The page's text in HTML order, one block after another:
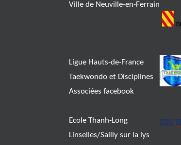
Ville de Neuville-en-Ferrain
Ligue Hauts-de-France
Taekwondo et Disciplines
Associées facebook
Ecole Thanh-Long
Linselles/Sailly sur la lys